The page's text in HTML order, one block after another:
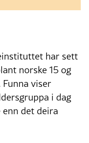
har sett
norske 15 og
viser
i dag
det deira